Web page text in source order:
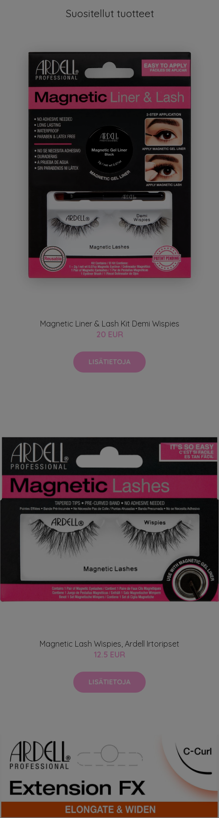
Suositellut tuotteet
Magnetic Liner & Lash Kit Demi Wispies
20 EUR
LISÄTIETOJA
Magnetic Lash Wispies, Ardell Irtoripset
12.5 EUR
LISÄTIETOJA